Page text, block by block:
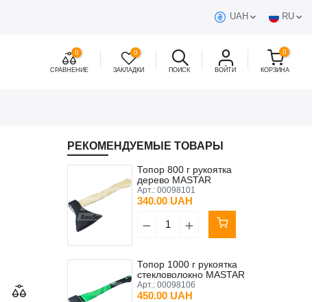
UAH RU
0
СРАВНЕНИЕ
0
ЗАКЛАДКИ ПОИСК ВОЙТИ
0
КОРЗИНА
РЕКОМЕНДУЕМЫЕ ТОВАРЫ
Топор 800 г рукоятка
дерево MASTAR
Арт.: 00098101
340.00 UAH
Топор 1000 г рукоятка
стекловолокно MASTAR
Арт.: 00098106
450.00 UAH